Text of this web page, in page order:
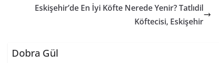
Eskişehir’de En İyi Köfte Nerede Yenir? Tatlıdil
Köftecisi, Eskişehir
Dobra Gül